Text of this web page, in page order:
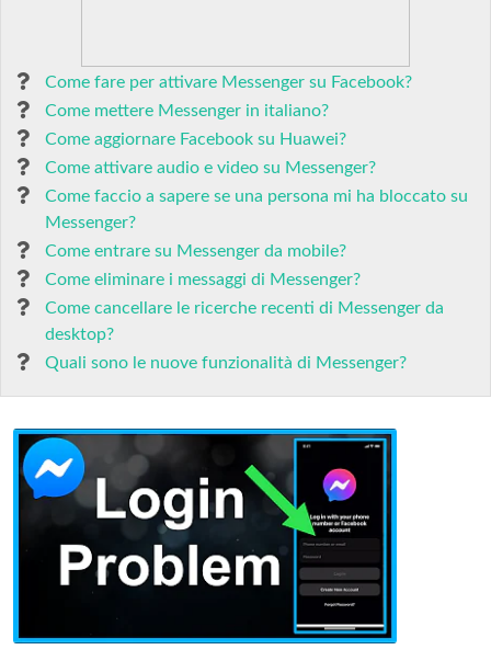
Come fare per attivare Messenger su Facebook?
Come mettere Messenger in italiano?
Come aggiornare Facebook su Huawei?
Come attivare audio e video su Messenger?
Come faccio a sapere se una persona mi ha bloccato su
Messenger?
Come entrare su Messenger da mobile?
Come eliminare i messaggi di Messenger?
Come cancellare le ricerche recenti di Messenger da
desktop?
Quali sono le nuove funzionalità di Messenger?